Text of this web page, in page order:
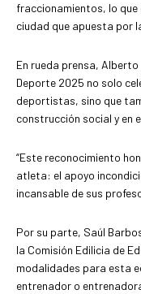
fraccionamientos, lo que
ciudad que apuesta por
En rueda prensa,
Deporte 2025 no solo
deportistas, sino que
construcción social y en
“Este reconocimiento
atleta: el apoyo
incansable de sus
Por su parte, Saúl
la Comisión Edilicia de
modalidades para esta
entrenador o